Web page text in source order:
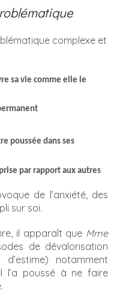
complexe et
sa vie comme elle le
poussée dans ses
par rapport aux autres
de l’anxiété, des
sur soi.
il apparaît que Mme
de dévalorisation
notamment
l’a poussé à ne faire